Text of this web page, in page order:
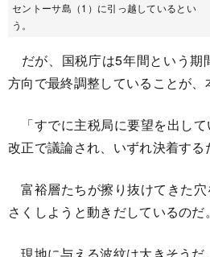
セントーサ島（1）に引っ越しているとい
う。
だが、国税庁は5年間という期
方向で最終調整していることが、
「すでに主税局に要望を出し
改正で議論され、いずれ決着する
富裕層たちが擦り抜けてきた
さくしようと動きだしているのだ。
現地に与える波紋は大きそうだ。